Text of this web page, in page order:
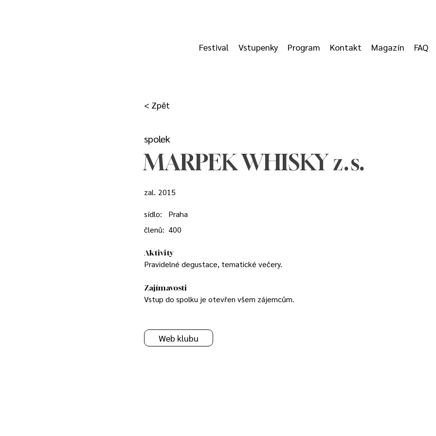
Festival Vstupenky Program Kontakt Magazín FAQ
< Zpět
spolek
MARPEK WHISKY z. s.
sídlo:
Praha
členů: 400
zal. 2015
Aktivity
Pravidelné degustace, tematické večery.
Zajímavosti
Vstup do spolku je otevřen všem zájemcům.
Web klubu